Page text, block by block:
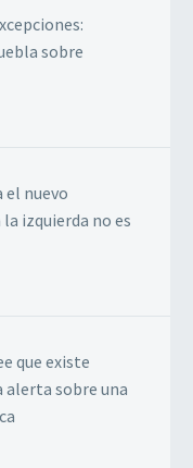
sobre
el nuevo
izquierda no es
que existe
alerta sobre una